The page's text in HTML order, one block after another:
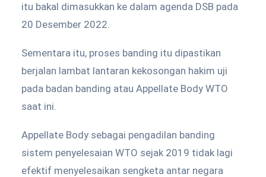
itu bakal dimasukkan ke dalam agenda DSB pada
20 Desember 2022.
Sementara itu, proses banding itu dipastikan
berjalan lambat lantaran kekosongan hakim uji
pada badan banding atau Appellate Body WTO
saat ini.
Appellate Body sebagai pengadilan banding
sistem penyelesaian WTO sejak 2019 tidak lagi
efektif menyelesaikan sengketa antar negara